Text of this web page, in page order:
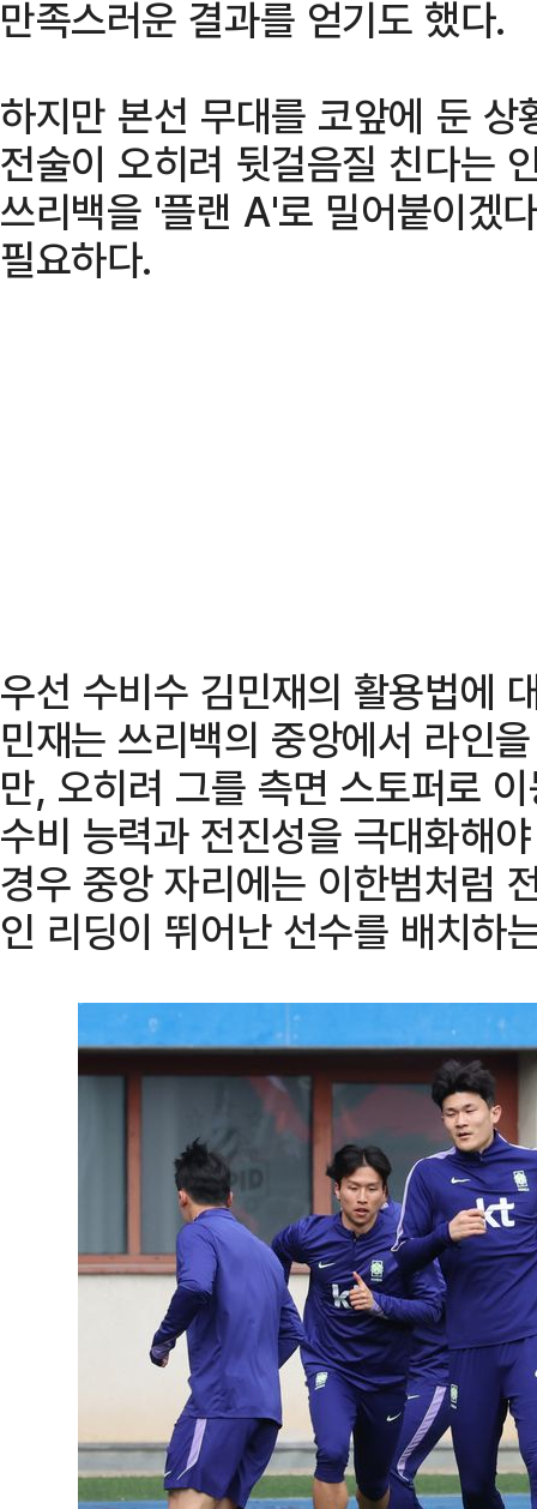
만족스러운 결과를 얻기도 했다.
하지만 본선 무대를 코앞에 둔
전술이 오히려 뒷걸음질 친다는
쓰리백을 '플랜 A'로 밀어붙이겠
필요하다.
우선 수비수 김민재의 활용법에
민재는 쓰리백의 중앙에서 라인
만, 오히려 그를 측면 스토퍼로
수비 능력과 전진성을 극대화해
경우 중앙 자리에는 이한범처럼
인 리딩이 뛰어난 선수를 배치하